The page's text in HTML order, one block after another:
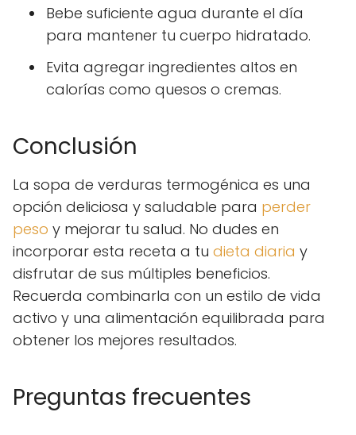
Bebe suficiente agua durante el día
para mantener tu cuerpo hidratado.
Evita agregar ingredientes altos en
calorías como quesos o cremas.
Conclusión
La sopa de verduras termogénica es una
opción deliciosa y saludable para perder
peso y mejorar tu salud. No dudes en
incorporar esta receta a tu dieta diaria y
disfrutar de sus múltiples beneficios.
Recuerda combinarla con un estilo de vida
activo y una alimentación equilibrada para
obtener los mejores resultados.
Preguntas frecuentes